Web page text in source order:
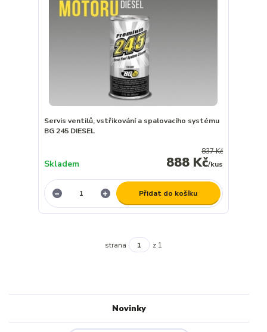
Servis ventilů, vstřikování a spalovacího systému
BG 245 DIESEL
837 Kč
888 Kč/kus
Skladem
Přidat do košíku
strana z 1
Novinky